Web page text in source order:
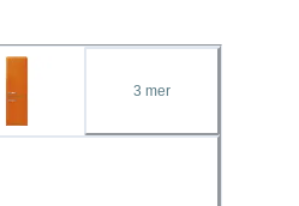
3 mer